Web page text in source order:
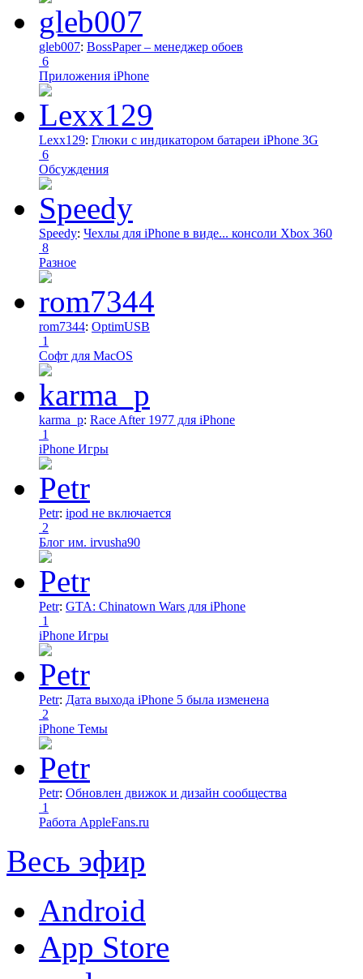
gleb007: BossPaper – менеджер обоев
6
Приложения iPhone
Lexx129: Глюки с индикатором батареи iPhone 3G
6
Обсуждения
Speedy: Чехлы для iPhone в виде... консоли Xbox 360
8
Разное
rom7344: OptimUSB
1
Софт для MacOS
karma_p: Race After 1977 для iPhone
1
iPhone Игры
Petr: ipod не включается
2
Блог им. irvusha90
Petr: GTA: Chinatown Wars для iPhone
1
iPhone Игры
Petr: Дата выхода iPhone 5 была изменена
2
iPhone Темы
Petr: Обновлен движок и дизайн сообщества
1
Работа AppleFans.ru
Весь эфир
Android
App Store